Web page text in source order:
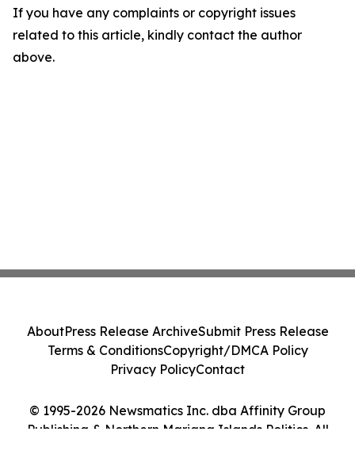
If you have any complaints or copyright issues
related to this article, kindly contact the author
above.
© 1995-2026 Newsmatics Inc. dba Affinity Group
Publishing & Northern Mariana Islands Politics. All
AboutPress Release ArchiveSubmit Press Release
Terms & ConditionsCopyright/DMCA Policy
Privacy PolicyContact